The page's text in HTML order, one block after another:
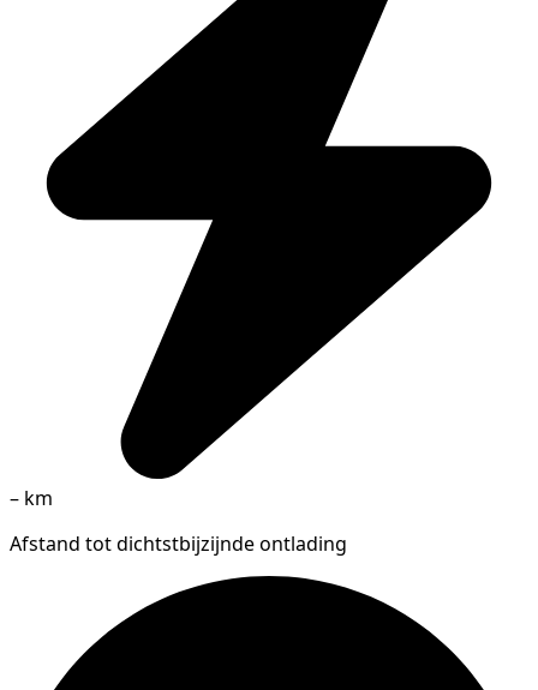
– km
Afstand tot dichtstbijzijnde ontlading